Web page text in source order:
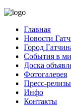
Главная
Новости
Город
События в
Доска
Фотогалерея
Пресс-релизы
Инфо
Контакты